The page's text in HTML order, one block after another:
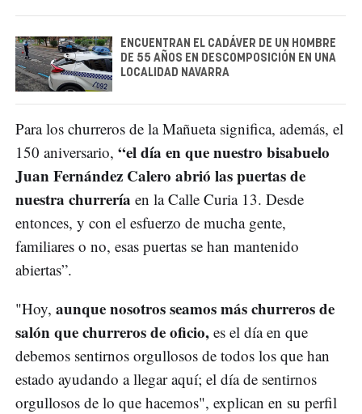
ENCUENTRAN EL CADÁVER DE UN HOMBRE
DE 55 AÑOS EN DESCOMPOSICIÓN EN UNA
LOCALIDAD NAVARRA
Para los churreros de la Mañueta significa, además, el
150 aniversario, “el día en que nuestro bisabuelo
Juan Fernández Calero abrió las puertas de
nuestra churrería en la Calle Curia 13. Desde
entonces, y con el esfuerzo de mucha gente,
familiares o no, esas puertas se han mantenido
abiertas”.
"Hoy, aunque nosotros seamos más churreros de
salón que churreros de oficio, es el día en que
debemos sentirnos orgullosos de todos los que han
estado ayudando a llegar aquí; el día de sentirnos
orgullosos de lo que hacemos", explican en su perfil